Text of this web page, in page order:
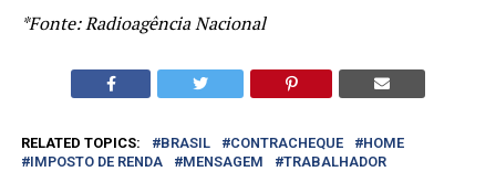
*Fonte: Radioagência Nacional
RELATED TOPICS: BRASIL CONTRACHEQUE
HOME
IMPOSTO DE RENDA
MENSAGEM TRABALHADOR